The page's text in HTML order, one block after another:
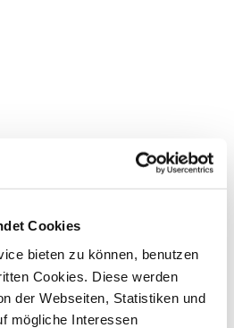
Cookies
bieten zu können, benutzen
Cookies. Diese werden
der Webseiten, Statistiken und
mögliche Interessen